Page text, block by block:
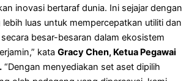
inovasi bertaraf dunia. Ini sejajar dengan
luas untuk mempercepatkan utiliti dan
besar-besaran dalam ekosistem
kata Gracy Chen, Ketua Pegawai
“Dengan menyediakan set aset dipilih